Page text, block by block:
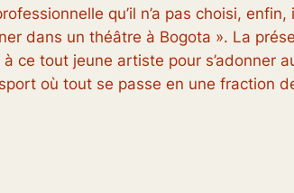
qu’il n’a pas choisi,
dans un théâtre à Bogota ». La
ce tout jeune artiste pour s’adonner
où tout se passe en une fraction